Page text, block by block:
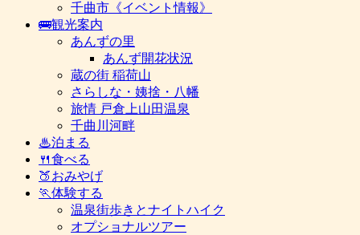
千曲市《イベント情報》
🚌観光案内
あんずの里
あんず開花状況
蔵の街 稲荷山
さらしな・姨捨・八幡
旅情 戸倉上山田温泉
千曲川河畔
♨泊まる
🍴食べる
🍑おみやげ
🏃体験する
温泉街歩きとナイトハイク
オプショナルツアー